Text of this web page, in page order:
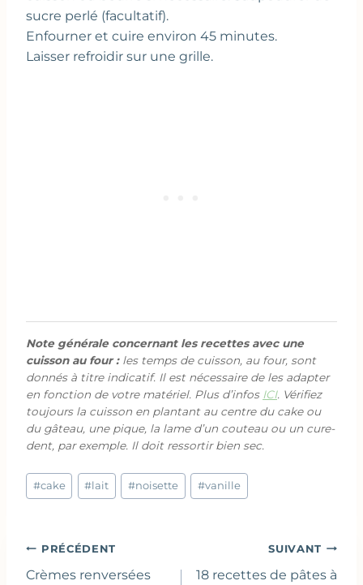
sucre perlé (facultatif).
Enfourner et cuire environ 45 minutes.
Laisser refroidir sur une grille.
Note générale concernant les recettes avec une
cuisson au four :les temps de cuisson, au four, sont
donnés à titre indicatif. Il est nécessaire de les adapter
en fonction de votre matériel. Plus d’infos ICI. Vérifiez
toujours la cuisson en plantant au centre du cake ou
du gâteau, une pique, la lame d’un couteau ou un cure-
dent, par exemple. Il doit ressortir bien sec.
Étiquettes
de
#cake #lait #noisette #vanille
Navigation
de
PRÉCÉDENT
Crèmes renversées
SUIVANT
18 recettes de pâtes à